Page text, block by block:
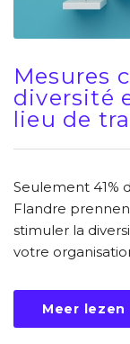
Mesures
diversité
lieu de
Seulement 41%
Flandre
stimuler la
votre
Meer lezen